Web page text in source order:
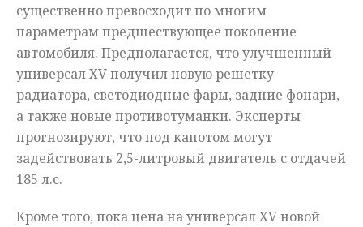
существенно превосходит по многим
параметрам предшествующее поколение
автомобиля. Предполагается, что улучшенный
универсал XV получил новую решетку
радиатора, светодиодные фары, задние фонари,
а также новые противотуманки. Эксперты
прогнозируют, что под капотом могут
задействовать 2,5-литровый двигатель с отдачей
185 л.с.
Кроме того, пока цена на универсал XV новой